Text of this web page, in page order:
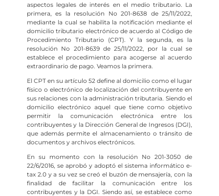
aspectos legales de interés en el medio tributario. La
primera, es la resolución No 201-8638 de 25/11/2022,
mediante la cual se habilita la notificación mediante el
domicilio tributario electrónico de acuerdo al Código de
Procedimiento Tributario (CPT). Y la segunda, es la
resolución No 201-8639 de 25/11/2022, por la cual se
establece el procedimiento para acogerse al acuerdo
extraordinario de pago. Veamos la primera.
El CPT en su artículo 52 define al domicilio como el lugar
físico o electrónico de localización del contribuyente en
sus relaciones con la administración tributaria. Siendo el
domicilio electrónico aquel que tiene como objetivo
permitir la comunicación electrónica entre los
contribuyentes y la Dirección General de Ingresos (DGI),
que además permite el almacenamiento o tránsito de
documentos y archivos electrónicos.
En su momento con la resolución No 201-3050 de
22/6/2016, se aprobó y adoptó el sistema informático e-
tax 2.0 y a su vez se creó el buzón de mensajería, con la
finalidad de facilitar la comunicación entre los
contribuyentes y la DGI. Siendo así, se establece como